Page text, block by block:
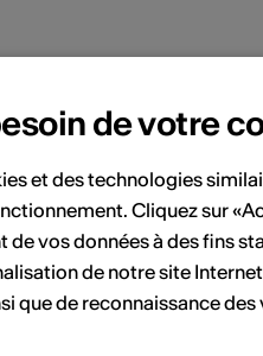
Décembre 2025
Ma Me Je Ve Sa
de votre
et des technologies
Cliquez sur
de vos données à des fins
de notre site
que de reconnaissance